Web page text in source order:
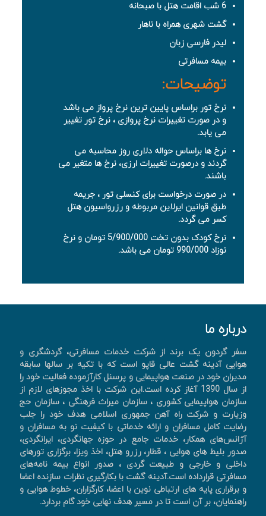
6 شب اقامت هتل با صبحانه
گشت شهری همراه با ناهار
لیدر فارسی زبان
بیمه مسافرتی
توضیحات:
نرخ تور براساس پایین ترین نرخ پرواز می باشد
و در صورت تغییرات نرخ پروازی ، نرخ تور تغییر
می یابد.
نرخ ها براساس حواله دلاری روز محاسبه می
گردند و درصورت تغییرات ارزی، نرخ ها متغیر می
باشند.
در صورت درخواست برای کنسلی تور ، جریمه
طبق قوانین ایرلاین مربوطه و رزرواسیون هتل
کسر می گردد.
نرخ کودک بدون تخت 5/900/000 تومان و نرخ
نوزاد 990/000 تومان می باشد.
درباره ما
سفر گردون یک برند از شرکت خدمات مسافرتی، گردشگری و
هوایی آدینه گشت عالی قاپو است که با تکیه بر سالها سابقه
مدیران خود در صنعت هواپیمایی و پرسنل کارآزموده فعالیت خود را
از سال 1390 آغاز کرده است.این شرکت با اخذ مجوزهای لازم از
سازمان هواپیمایی کشوری ، سازمان میراث فرهنگی ، سازمان حج
وزیارت و شرکت راه آهن جمهوری اسلامی هدف خود را جلب
رضایت کامل مسافران و ارائه خدماتی با کیفیت نو به مسافران و
آژانس‌های همکار، خدمات جامع در حوزه جهانگردی، ايرانگردی،
صدور بليط های هوايی ، قطار، رزرو هتل، اخذ ويزا، برگزاری تورهای
داخلی و خارجی و طبیعت گردی ، صدور انواع بیمه نامه‌های
مسافرتی قرارداده است.آدینه گشت با بکارگیری نظرات سازنده اعضا
و برقراری پایه های ارتباطی نوین با اعضا، کارگزاران، خطوط هوایی و
راهنمایان، بر آن است تا در مسیر هدف نهایی خود گام بردارد.